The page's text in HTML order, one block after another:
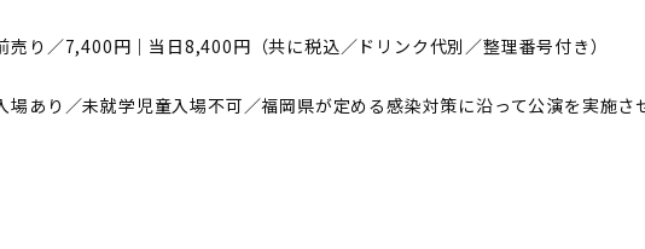
売り／7,400円｜当日8,400円（共に税込／ドリンク代別／整理番号付き）
あり／未就学児童入場不可／福岡県が定める感染対策に沿って公演を実施